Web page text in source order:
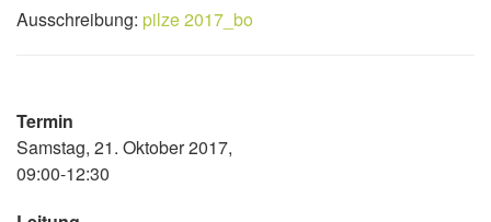
Ausschreibung: pilze 2017_bo
Termin
Samstag, 21. Oktober 2017,
09:00-12:30